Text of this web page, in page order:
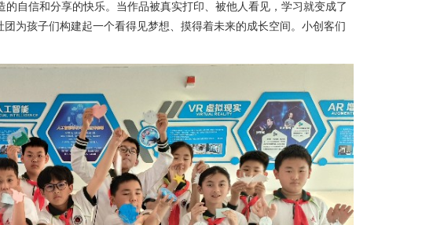
自信和分享的快乐。当作品被真实打印、被他人看见，学习就变成了
为孩子们构建起一个看得见梦想、摸得着未来的成长空间。小创客们